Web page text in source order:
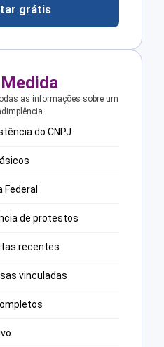
grátis
as informações sobre um
do CNPJ
Federal
de protestos
recentes
vinculadas